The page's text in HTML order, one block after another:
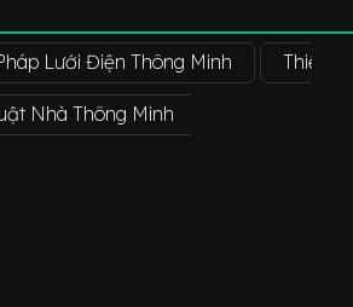
Lưới Điện Thông Minh Thiết
Nhà Thông Minh